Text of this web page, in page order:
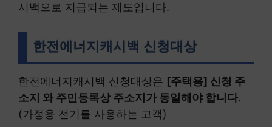
시백으로 지급되는 제도입니다.
한전에너지캐시백 신청대상
한전에너지캐시백 신청대상은 [주택용] 신청 주
소지 와 주민등록상 주소지가 동일해야 합니다.
(가정용 전기를 사용하는 고객)